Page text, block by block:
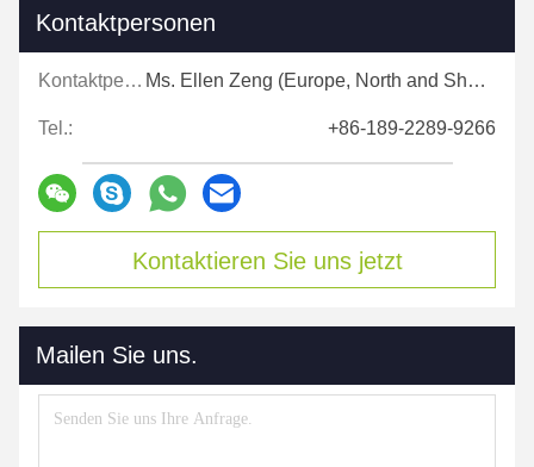
Kontaktpersonen
Kontaktpersonen: Ms. Ellen Zeng (Europe, North and Shouth America)
Tel.: +86-189-2289-9266
Kontaktieren Sie uns jetzt
Mailen Sie uns.